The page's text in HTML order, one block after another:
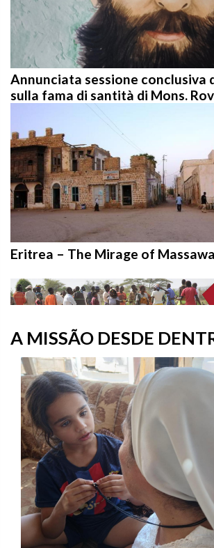
Annunciata sessione conclusiva
sulla fama di santità di Mons.
Eritrea – The Mirage of Massawa
A MISSÃO DESDE